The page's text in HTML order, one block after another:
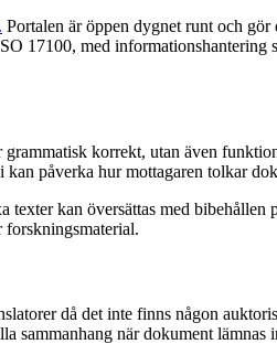
Portalen är öppen dygnet runt och gör
17100, med
korrekt, utan även
påverka hur mottagaren tolkar
kan översättas med bibehållen
forskningsmaterial.
då det inte finns någon
sammanhang när dokument lämnas